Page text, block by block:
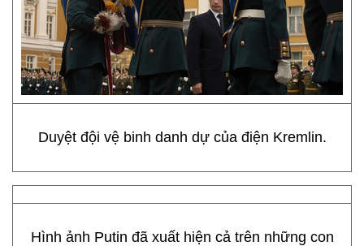
Duyệt đội vệ binh danh dự của điện Kremlin.
Hình ảnh Putin đã xuất hiện cả trên những con